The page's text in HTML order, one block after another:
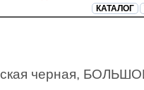
КАТАЛОГ
черная,